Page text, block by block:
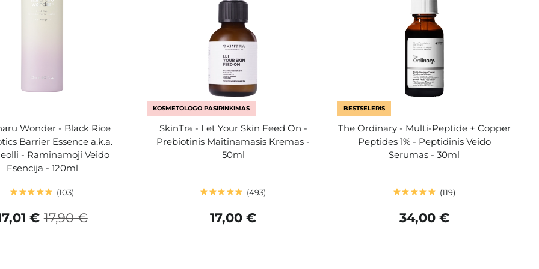
Wonder - Black Rice
Barrier Essence a.k.a.
- Raminamoji Veido
Esencija - 120ml
103
17,90 €
€
KOSMETOLOGO PASIRINKIMAS
SkinTra - Let Your Skin Feed On -
Prebiotinis Maitinamasis Kremas -
50ml
493
17,00 €
BESTSELERIS
The Ordinary - Multi-Peptide + Copper
Peptides 1% - Peptidinis Veido
Serumas - 30ml
119
34,00 €